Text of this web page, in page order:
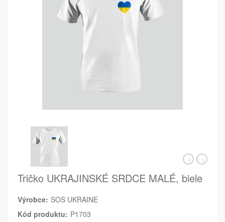
Tričko UKRAJINSKÉ SRDCE MALÉ, biele
Výrobce: SOS UKRAINE
Kód produktu: P1703